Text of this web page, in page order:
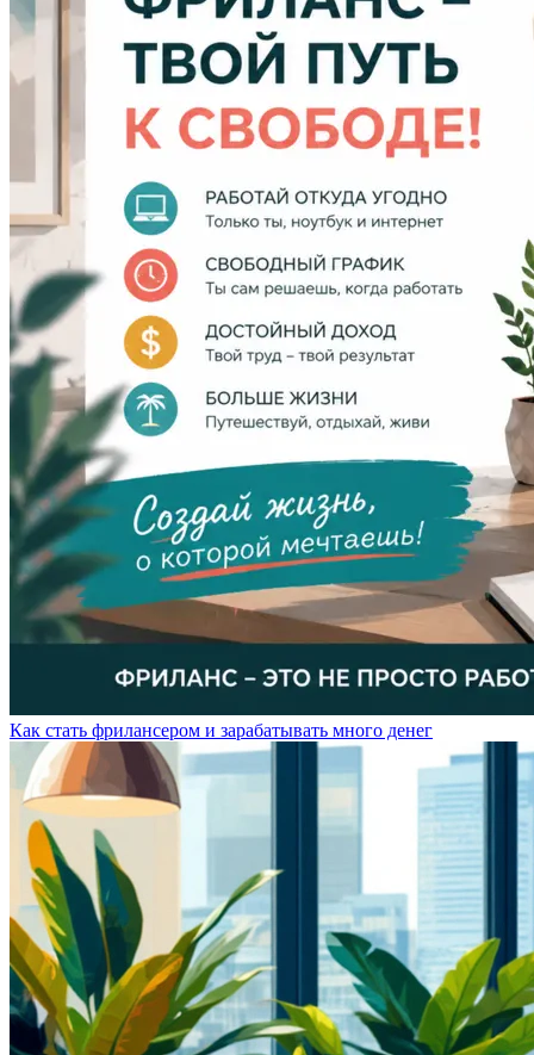
Как стать фрилансером и зарабатывать много денег